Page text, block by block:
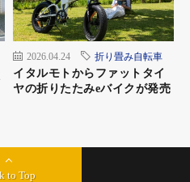
2026.04.24 折り畳み自転車
イタルモトからファットタイ
ヤの折りたたみeバイクが発売
to Top